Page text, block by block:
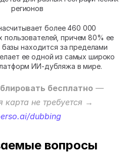
регионов
более 460 000
пользователей, причем 80% ее
базы находится за пределами
ее одной из самых широко
ИИ-дубляжа в мире.
бесплатно —
dubbing
вопросы